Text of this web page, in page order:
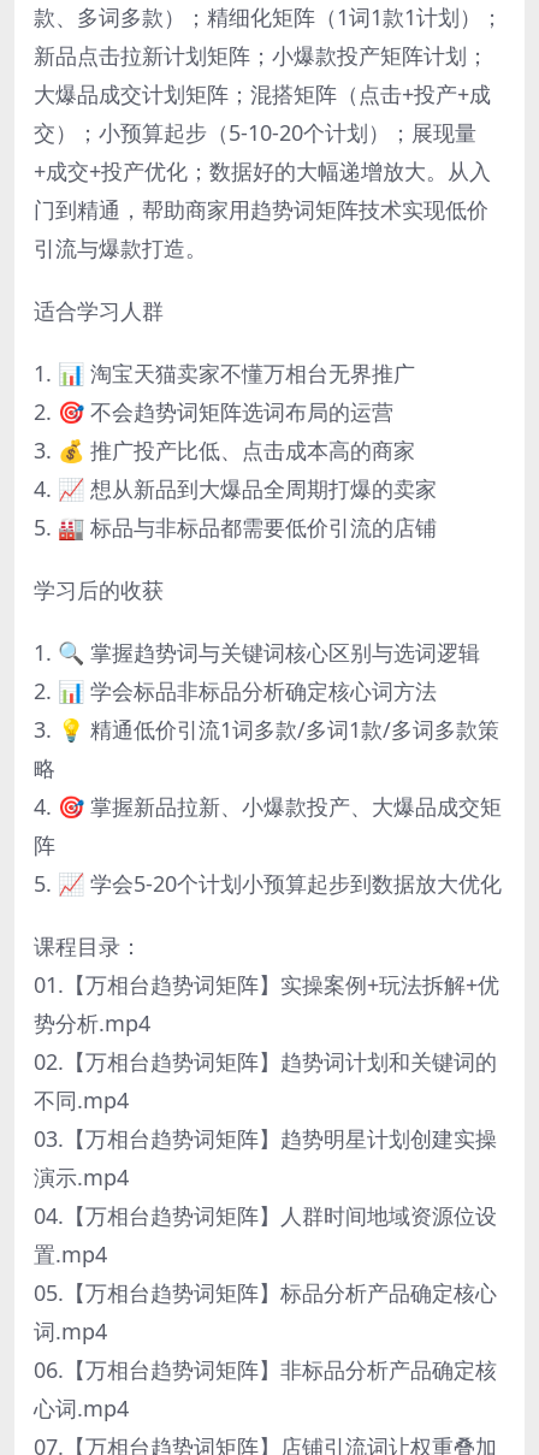
款、多词多款）；精细化矩阵（1词1款1计划）；
新品点击拉新计划矩阵；小爆款投产矩阵计划；
大爆品成交计划矩阵；混搭矩阵（点击+投产+成
交）；小预算起步（5-10-20个计划）；展现量
+成交+投产优化；数据好的大幅递增放大。从入
门到精通，帮助商家用趋势词矩阵技术实现低价
引流与爆款打造。
适合学习人群
1. 📊 淘宝天猫卖家不懂万相台无界推广
2. 🎯 不会趋势词矩阵选词布局的运营
3. 💰 推广投产比低、点击成本高的商家
4. 📈 想从新品到大爆品全周期打爆的卖家
5. 🏭 标品与非标品都需要低价引流的店铺
学习后的收获
1. 🔍 掌握趋势词与关键词核心区别与选词逻辑
2. 📊 学会标品非标品分析确定核心词方法
3. 💡 精通低价引流1词多款/多词1款/多词多款策
略
4. 🎯 掌握新品拉新、小爆款投产、大爆品成交矩
阵
5. 📈 学会5-20个计划小预算起步到数据放大优化
课程目录：
01.【万相台趋势词矩阵】实操案例+玩法拆解+优
势分析.mp4
02.【万相台趋势词矩阵】趋势词计划和关键词的
不同.mp4
03.【万相台趋势词矩阵】趋势明星计划创建实操
演示.mp4
04.【万相台趋势词矩阵】人群时间地域资源位设
置.mp4
05.【万相台趋势词矩阵】标品分析产品确定核心
词.mp4
06.【万相台趋势词矩阵】非标品分析产品确定核
心词.mp4
07.【万相台趋势词矩阵】店铺引流词让权重叠加